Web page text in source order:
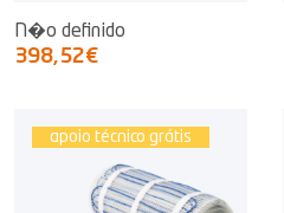
N�o definido
398,52€
apoio técnico grátis